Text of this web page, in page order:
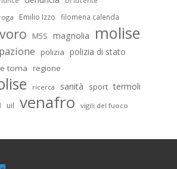
Emilio Izzo filomena calenda
M5S magnolia molise
polizia polizia di stato
toma regione
ricerca sanità sport termoli
uil venafro vigili del fuoco